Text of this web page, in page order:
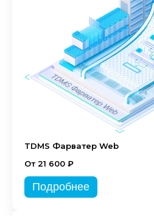
TDMS Фарватер Web
От 21 600 ₽
Подробнее